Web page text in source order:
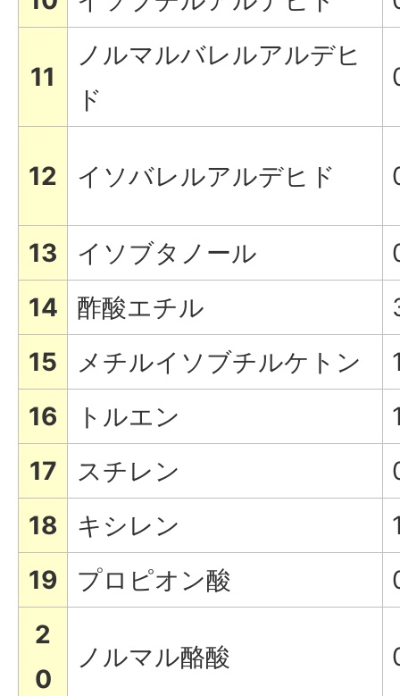
11
ノルマルバレルアルデヒ
ド
12 イソバレルアルデヒド
13 イソブタノール
14
酢酸エチル
15
メチルイソブチルケトン
16
トルエン
17
スチレン
18
キシレン
19
プロピオン酸
2
0
ノルマル酪酸